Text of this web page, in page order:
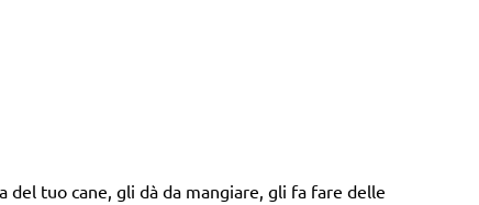
tuo cane, gli dà da mangiare, gli fa fare delle